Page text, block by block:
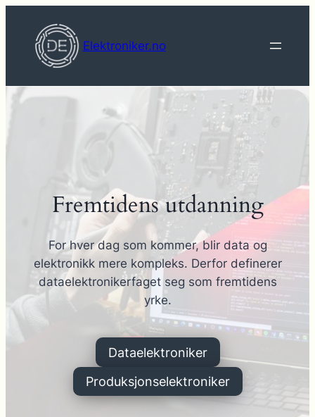
innhold
Elektroniker.no
Fremtidens utdanning
For hver dag som kommer, blir data og
elektronikk mere kompleks. Derfor definerer
dataelektronikerfaget seg som fremtidens
yrke.
Dataelektroniker
Produksjonselektroniker